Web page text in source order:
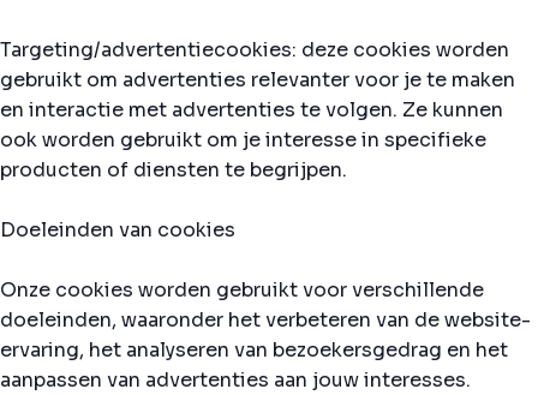
Targeting/advertentiecookies: deze cookies worden
gebruikt om advertenties relevanter voor je te maken
en interactie met advertenties te volgen. Ze kunnen
ook worden gebruikt om je interesse in specifieke
producten of diensten te begrijpen.
Doeleinden van cookies
Onze cookies worden gebruikt voor verschillende
doeleinden, waaronder het verbeteren van de website-
ervaring, het analyseren van bezoekersgedrag en het
aanpassen van advertenties aan jouw interesses.